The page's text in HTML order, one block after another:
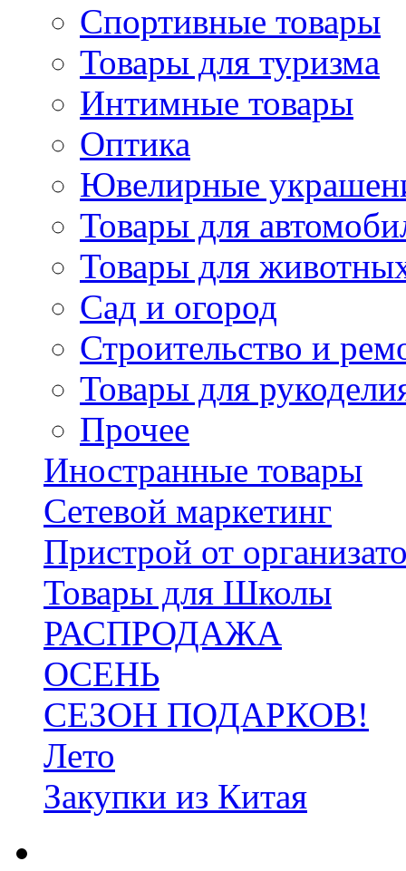
Спортивные товары
Товары для туризма
Интимные товары
Оптика
Ювелирные
Товары для
Товары для
Сад и огород
Строительство и
Товары для
Прочее
Иностранные товары
Сетевой маркетинг
Пристрой от
Товары для Школы
РАСПРОДАЖА
ОСЕНЬ
СЕЗОН ПОДАРКОВ!
Лето
Закупки из Китая